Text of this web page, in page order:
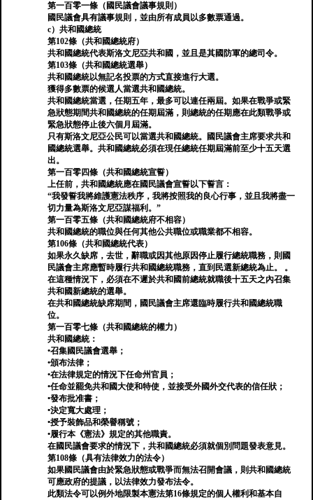
第一百零一條（國民議會議事規則）
國民議會具有議事規則，並由所有成員以多數票通過。
c）共和國總統
第102條（共和國總統府）
共和國總統代表斯洛文尼亞共和國，並且是其國防軍的總司令。
第103條（共和國總統選舉）
共和國總統以無記名投票的方式直接進行大選。
獲得多數票的候選人當選共和國總統。
共和國總統當選，任期五年，最多可以連任兩屆。如果在戰爭或緊
急狀態期間共和國總統的任期屆滿，則總統的任期應在此類戰爭或
緊急狀態停止後六個月屆滿。
只有斯洛文尼亞公民可以當選共和國總統。國民議會主席要求共和
國總統選舉。共和國總統必須在現任總統任期屆滿前至少十五天選
出。
第一百零四條（共和國總統宣誓）
上任前，共和國總統應在國民議會宣誓以下誓言：
“我發誓我將維護憲法秩序，我將按照我的良心行事，並且我將盡一
切力量為斯洛文尼亞謀福利。”
第一百零五條（共和國總統府不相容）
共和國總統的職位與任何其他公共職位或職業都不相容。
第106條（共和國總統代表）
如果永久缺席，去世，辭職或因其他原因停止履行總統職務，則國
民議會主席應暫時履行共和國總統職務，直到民選新總統為止。 。
在這種情況下，必須在不遲於共和國前總統就職後十五天之內召集
共和國新總統的選舉。
在共和國總統缺席期間，國民議會主席還臨時履行共和國總統職
位。
第一百零七條（共和國總統的權力）
共和國總統：
•召集國民議會選舉；
•頒布法律；
•在法律規定的情況下任命州官員；
•任命並罷免共和國大使和特使，並接受外國外交代表的信任狀；
•發布批准書；
•決定寬大處理；
•授予裝飾品和榮譽稱號；
•履行本《憲法》規定的其他職責。
在國民議會要求的情況下，共和國總統必須就個別問題發表意見。
第108條（具有法律效力的法令）
如果國民議會由於緊急狀態或戰爭而無法召開會議，則共和國總統
可應政府的提議，以法律效力發布法令。
此類法令可以例外地限製本憲法第16條規定的個人權利和基本自